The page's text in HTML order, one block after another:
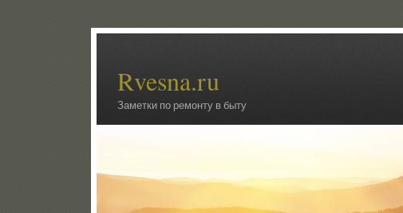
Rvesna.ru
Заметки по ремонту в быту